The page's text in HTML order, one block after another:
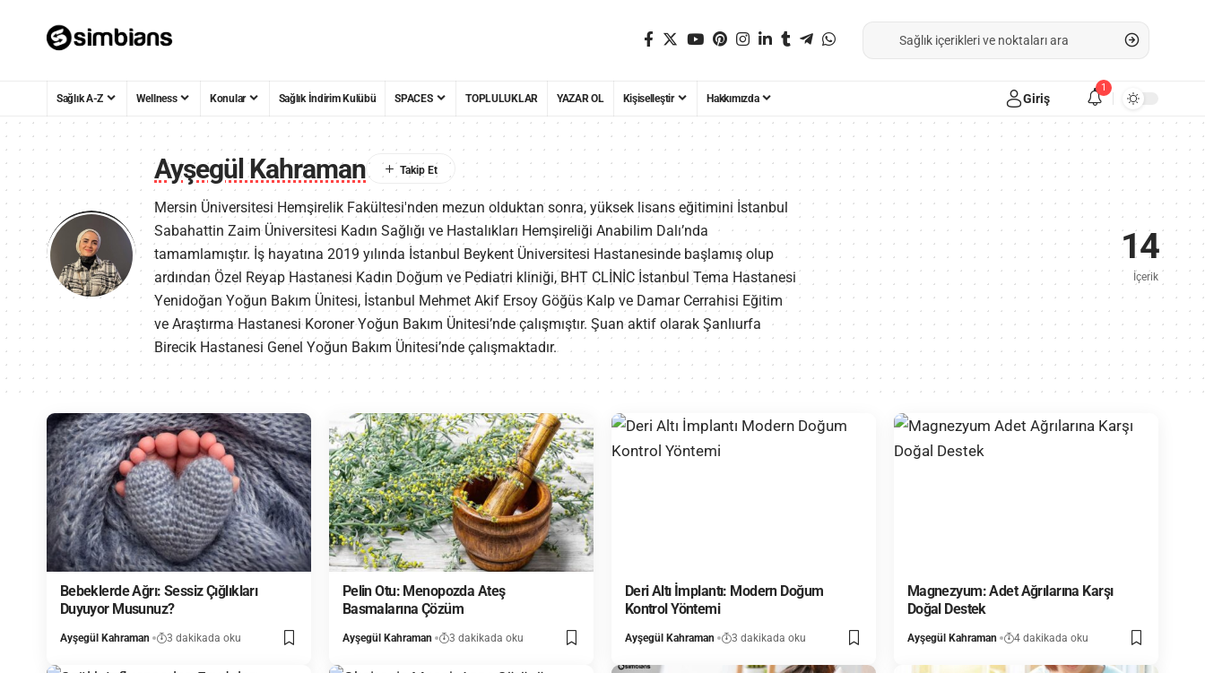
Sağlık A-Z Wellness Konular Sağlık İndirim Kulübü SPACES TOPLULUKLAR YAZAR OL Kişiselleştir Hakkımızda Giriş
1
Ayşegül Kahraman
Mersin Üniversitesi Hemşirelik Fakültesi'nden mezun olduktan sonra, yüksek lisans eğitimini İstanbul
Sabahattin Zaim Üniversitesi Kadın Sağlığı ve Hastalıkları Hemşireliği Anabilim Dalı’nda
tamamlamıştır. İş hayatına 2019 yılında İstanbul Beykent Üniversitesi Hastanesinde başlamış olup
ardından Özel Reyap Hastanesi Kadın Doğum ve Pediatri kliniği, BHT CLİNİC İstanbul Tema Hastanesi
Yenidoğan Yoğun Bakım Ünitesi, İstanbul Mehmet Akif Ersoy Göğüs Kalp ve Damar Cerrahisi Eğitim
ve Araştırma Hastanesi Koroner Yoğun Bakım Ünitesi’nde çalışmıştır. Şuan aktif olarak Şanlıurfa
Birecik Hastanesi Genel Yoğun Bakım Ünitesi’nde çalışmaktadır.
14
İçerik
Bebeklerde Ağrı: Sessiz Çığlıkları
Duyuyor Musunuz?
Ayşegül Kahraman 3 dakikada oku
Pelin Otu: Menopozda Ateş
Basmalarına Çözüm
Ayşegül Kahraman 3 dakikada oku
Deri Altı İmplantı: Modern Doğum
Kontrol Yöntemi
Ayşegül Kahraman 3 dakikada oku
Magnezyum: Adet Ağrılarına Karşı
Doğal Destek
Ayşegül Kahraman 4 dakikada oku